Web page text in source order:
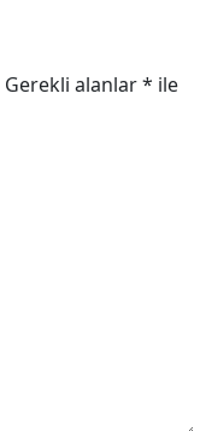
Gerekli alanlar* ile